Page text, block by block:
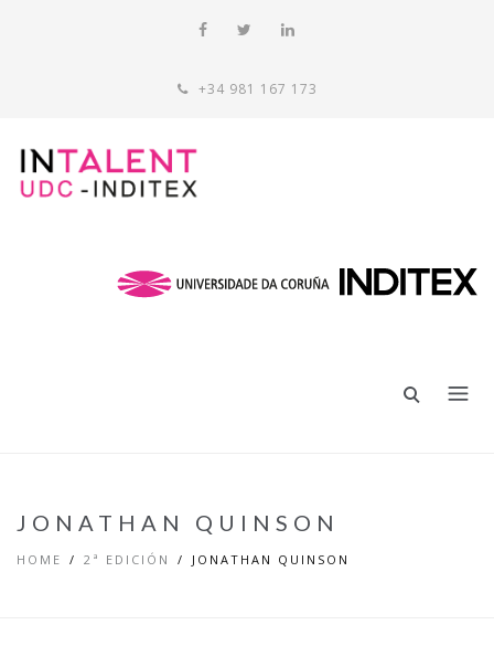
+34 981 167 173
JONATHAN QUINSON​
HOME 2ª EDICIÓN JONATHAN QUINSON​